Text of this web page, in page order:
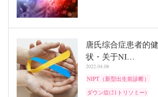
唐氏综合症患者的
状・关于NI…
2022.04.08
NIPT（新型出生前診断）
ダウン症(21トリソミー)